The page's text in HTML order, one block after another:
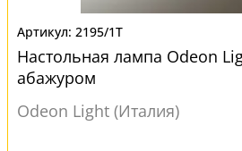
2195/1T
Настольная лампа Odeon
абажуром
Odeon Light (Италия)